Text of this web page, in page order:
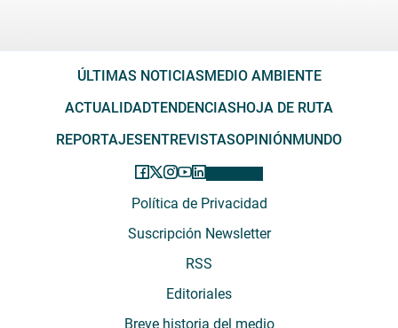
ÚLTIMAS NOTICIASMEDIO AMBIENTE
ACTUALIDADTENDENCIASHOJA DE RUTA
REPORTAJESENTREVISTASOPINIÓNMUNDO
Política de Privacidad
Suscripción Newsletter
RSS
Editoriales
Breve historia del medio